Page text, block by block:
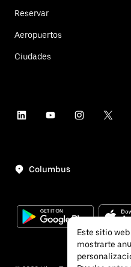
Reservar
Aeropuertos
Ciudades
Columbus
Este sitio
mostrarte